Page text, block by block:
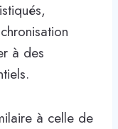
à des
à celle de